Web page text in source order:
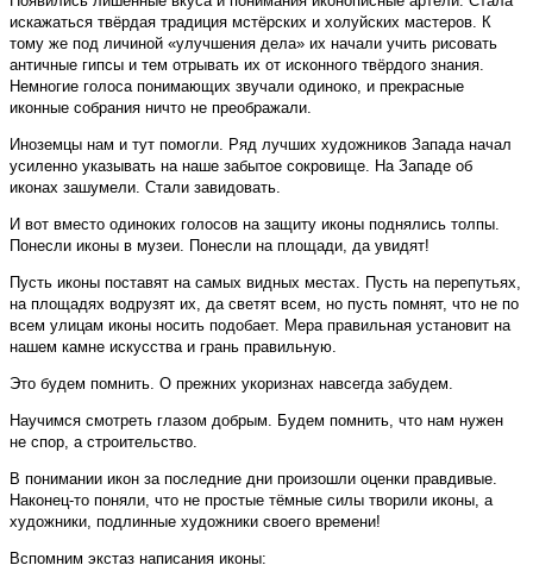
искажаться твёрдая традиция мстёрских и холуйских мастеров. К
тому же под личиной «улучшения дела» их начали учить рисовать
античные гипсы и тем отрывать их от исконного твёрдого знания.
Немногие голоса понимающих звучали одиноко, и прекрасные
иконные собрания ничто не преображали.
Иноземцы нам и тут помогли. Ряд лучших художников Запада начал
усиленно указывать на наше забытое сокровище. На Западе об
иконах зашумели. Стали завидовать.
И вот вместо одиноких голосов на защиту иконы поднялись толпы.
Понесли иконы в музеи. Понесли на площади, да увидят!
Пусть иконы поставят на самых видных местах. Пусть на перепутьях,
на площадях водрузят их, да светят всем, но пусть помнят, что не по
всем улицам иконы носить подобает. Мера правильная установит на
нашем камне искусства и грань правильную.
Это будем помнить. О прежних укоризнах навсегда забудем.
Научимся смотреть глазом добрым. Будем помнить, что нам нужен
не спор, а строительство.
В понимании икон за последние дни произошли оценки правдивые.
Наконец-то поняли, что не простые тёмные силы творили иконы, а
художники, подлинные художники своего времени!
Вспомним экстаз написания иконы: